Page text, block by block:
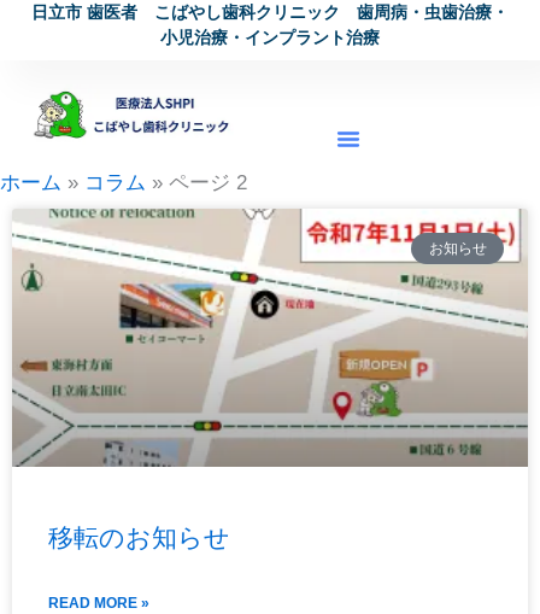
ッ
プ
日立市 歯医者 こばやし歯科クリニック 歯周病・虫歯治療・
小児治療・インプラント治療
ホーム コラム ページ 2
お知らせ
移転のお知らせ
READ MORE »
ペ
ジ
ペ
ー
ジ